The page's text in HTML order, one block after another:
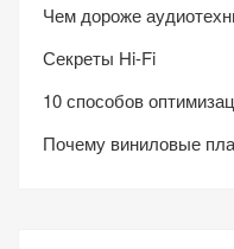
Чем дороже
Секреты Hi-Fi
10 способов
Почему виниловые